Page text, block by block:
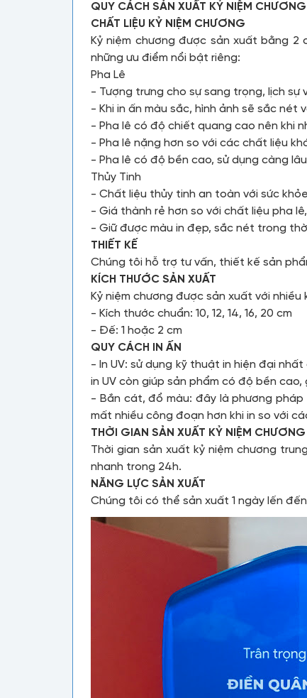
QUY CÁCH SẢN XUẤT KỶ NIỆM CHƯƠNG
CHẤT LIỆU KỶ NIỆM CHƯƠNG
Kỷ niệm chương được sản xuất bằng
những ưu điểm nổi bật riêng:
Pha Lê
- Tượng trưng cho sự sang trọng, lịch sự
- Khi in ấn màu sắc, hình ảnh sẽ sắc nét
- Pha lê có độ chiết quang cao nên khi
- Pha lê nặng hơn so với các chất liệu
- Pha lê có độ bền cao, sử dụng càng
Thủy Tinh
- Chất liệu thủy tinh an toàn với sức
- Giá thành rẻ hơn so với chất liệu pha
- Giữ được màu in đẹp, sắc nét trong
THIẾT KẾ
Chúng tôi hỗ trợ tư vấn, thiết kế sản
KÍCH THƯỚC SẢN XUẤT
Kỷ niệm chương được sản xuất với
- Kích thước chuẩn: 10, 12, 14, 16, 20 cm
- Đế: 1 hoặc 2 cm
QUY CÁCH IN ẤN
- In UV: sử dụng kỹ thuật in hiện đại
in UV còn giúp sản phẩm có độ bền
- Bắn cát, đổ màu: đây là phương
mất nhiều công đoạn hơn khi in so với
THỜI GIAN SẢN XUẤT KỶ NIỆM CHƯƠNG
Thời gian sản xuất kỷ niệm chương
nhanh trong 24h.
NĂNG LỰC SẢN XUẤT
Chúng tôi có thể sản xuất 1 ngày lến